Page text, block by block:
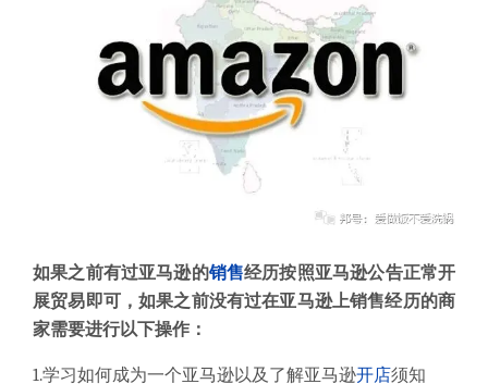
如果之前有过亚马逊的销售经历按照亚马逊公告正常开
展贸易即可，如果之前没有过在亚马逊上销售经历的商
家需要进行以下操作：
1.学习如何成为一个亚马逊以及了解亚马逊开店须知